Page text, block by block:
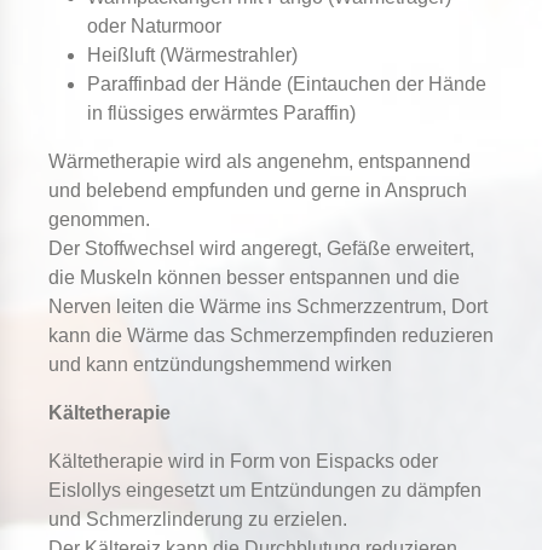
oder Naturmoor
Heißluft (Wärmestrahler)
Paraffinbad der Hände (Eintauchen der Hände
in flüssiges erwärmtes Paraffin)
Wärmetherapie wird als angenehm, entspannend
und belebend empfunden und gerne in Anspruch
genommen.
Der Stoffwechsel wird angeregt, Gefäße erweitert,
die Muskeln können besser entspannen und die
Nerven leiten die Wärme ins Schmerzzentrum, Dort
kann die Wärme das Schmerzempfinden reduzieren
und kann entzündungshemmend wirken
Kältetherapie
Kältetherapie wird in Form von Eispacks oder
Eislollys eingesetzt um Entzündungen zu dämpfen
und Schmerzlinderung zu erzielen.